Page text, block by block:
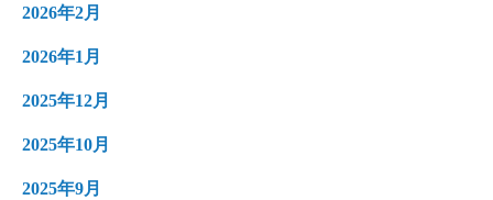
2026年2月
2026年1月
2025年12月
2025年10月
2025年9月